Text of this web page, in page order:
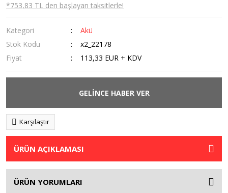
*753,83 TL den başlayan taksitlerle!
Kategori
Akü
Stok Kodu
x2_22178
Fiyat
113,33 EUR + KDV
GELİNCE HABER VER
Karşılaştır
ÜRÜN AÇIKLAMASI
ÜRÜN YORUMLARI